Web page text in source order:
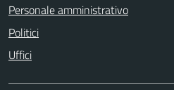
Personale amministrativo
Politici
Uffici